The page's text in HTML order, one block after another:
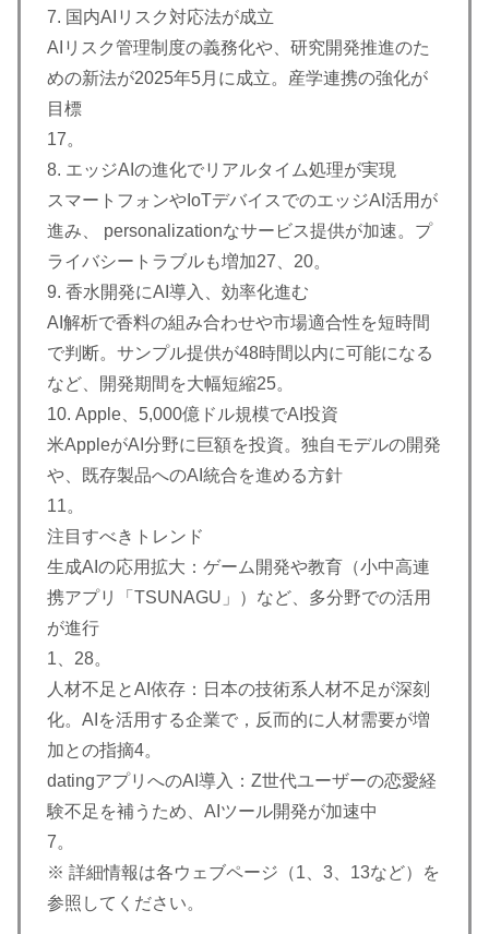
7. 国内AIリスク対応法が成立
AIリスク管理制度の義務化や、研究開発推進のた
めの新法が2025年5月に成立。産学連携の強化が
目標
17。
8. エッジAIの進化でリアルタイム処理が実現
スマートフォンやIoTデバイスでのエッジAI活用が
進み、 personalizationなサービス提供が加速。プ
ライバシートラブルも増加27、20。
9. 香水開発にAI導入、効率化進む
AI解析で香料の組み合わせや市場適合性を短時間
で判断。サンプル提供が48時間以内に可能になる
など、開発期間を大幅短縮25。
10. Apple、5,000億ドル規模でAI投資
米AppleがAI分野に巨額を投資。独自モデルの開発
や、既存製品へのAI統合を進める方針
11。
注目すべきトレンド
生成AIの応用拡大：ゲーム開発や教育（小中高連
携アプリ「TSUNAGU」）など、多分野での活用
が進行
1、28。
人材不足とAI依存：日本の技術系人材不足が深刻
化。AIを活用する企業で，反而的に人材需要が増
加との指摘4。
datingアプリへのAI導入：Z世代ユーザーの恋愛経
験不足を補うため、AIツール開発が加速中
7。
※ 詳細情報は各ウェブページ（1、3、13など）を
参照してください。